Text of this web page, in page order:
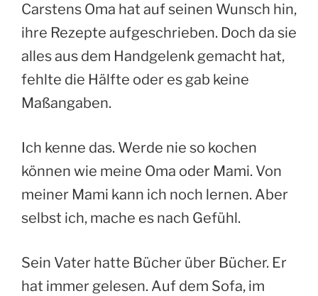
Carstens Oma hat auf seinen Wunsch hin,
ihre Rezepte aufgeschrieben. Doch da sie
alles aus dem Handgelenk gemacht hat,
fehlte die Hälfte oder es gab keine
Maßangaben.
Ich kenne das. Werde nie so kochen
können wie meine Oma oder Mami. Von
meiner Mami kann ich noch lernen. Aber
selbst ich, mache es nach Gefühl.
Sein Vater hatte Bücher über Bücher. Er
hat immer gelesen. Auf dem Sofa, im